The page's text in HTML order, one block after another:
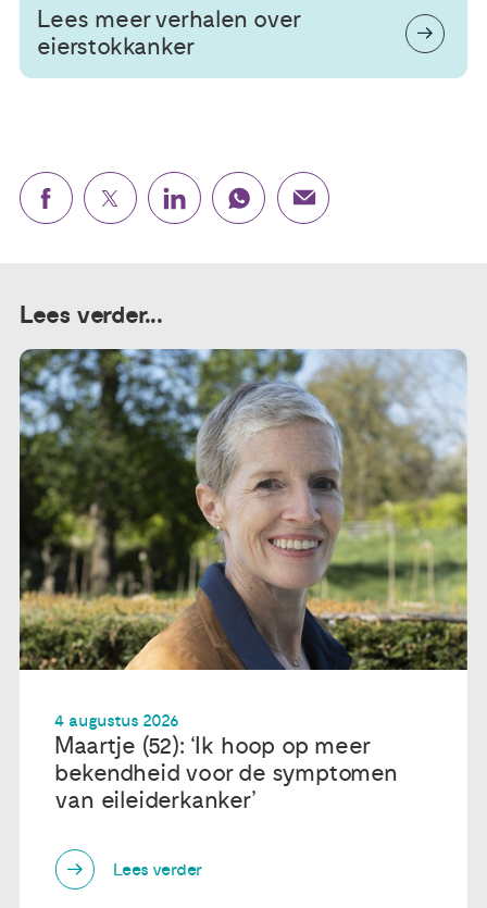
Lees meer verhalen over
eierstokkanker
Lees verder...
4 augustus 2026
Maartje (52): ‘Ik hoop op meer
bekendheid voor de symptomen
van eileiderkanker’
Lees verder